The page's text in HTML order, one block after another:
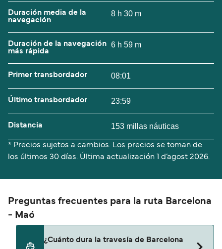
Duración media de la
navegación
8 h 30 m
Duración de la navegación
más rápida
6 h 59 m
Primer transbordador 08:01
Último transbordador 23:59
Distancia 153 millas náuticas
* Precios sujetos a cambios. Los precios se toman de
los últimos 30 días. Última actualización 1 d’agost 2026.
Preguntas frecuentes para la ruta Barcelona
- Maó
¿Cuánto dura la travesía de Barcelona